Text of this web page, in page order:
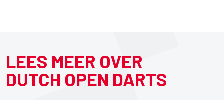
LEES MEER OVER
DUTCH OPEN DARTS